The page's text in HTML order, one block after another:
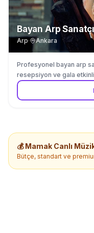
Bayan Arp
Arp· Ankara
Profesyonel bayan arp
resepsiyon ve gala
💰Mamak Canlı
Bütçe, standart ve